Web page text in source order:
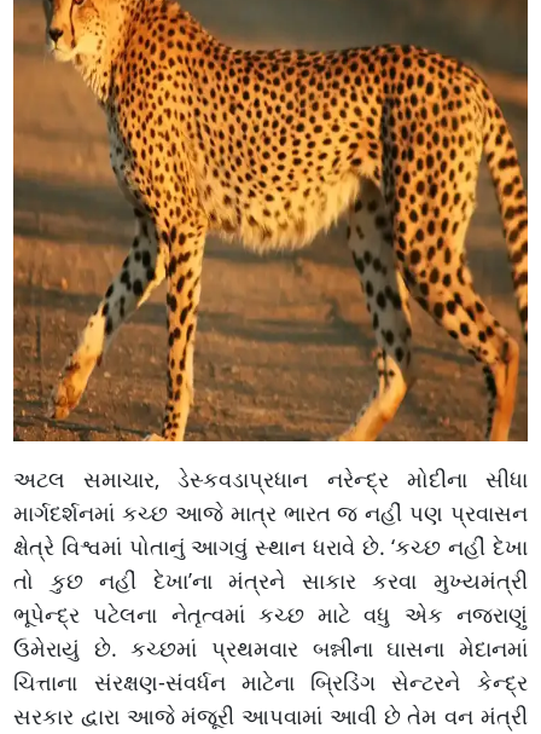
અટલ સમાચાર, ડેસ્કવડાપ્રધાન નરેન્દ્ર મોદીના સીધા
માર્ગદર્શનમાં કચ્છ આજે માત્ર ભારત જ નહીં પણ પ્રવાસન
ક્ષેત્રે વિશ્વમાં પોતાનું આગવું સ્થાન ધરાવે છે. ‘કચ્છ નહીં દેખા
તો કુછ નહીં દેખા’ના મંત્રને સાકાર કરવા મુખ્યમંત્રી
ભૂપેન્દ્ર પટેલના નેતૃત્વમાં કચ્છ માટે વધુ એક નજરાણું
ઉમેરાયું છે. કચ્છમાં પ્રથમવાર બન્નીના ઘાસના મેદાનમાં
ચિત્તાના સંરક્ષણ-સંવર્ધન માટેના બ્રિડિંગ સેન્ટરને કેન્દ્ર
સરકાર દ્વારા આજે મંજૂરી આપવામાં આવી છે તેમ વન મંત્રી